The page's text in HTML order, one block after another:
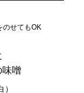
のせてもOK
味噌